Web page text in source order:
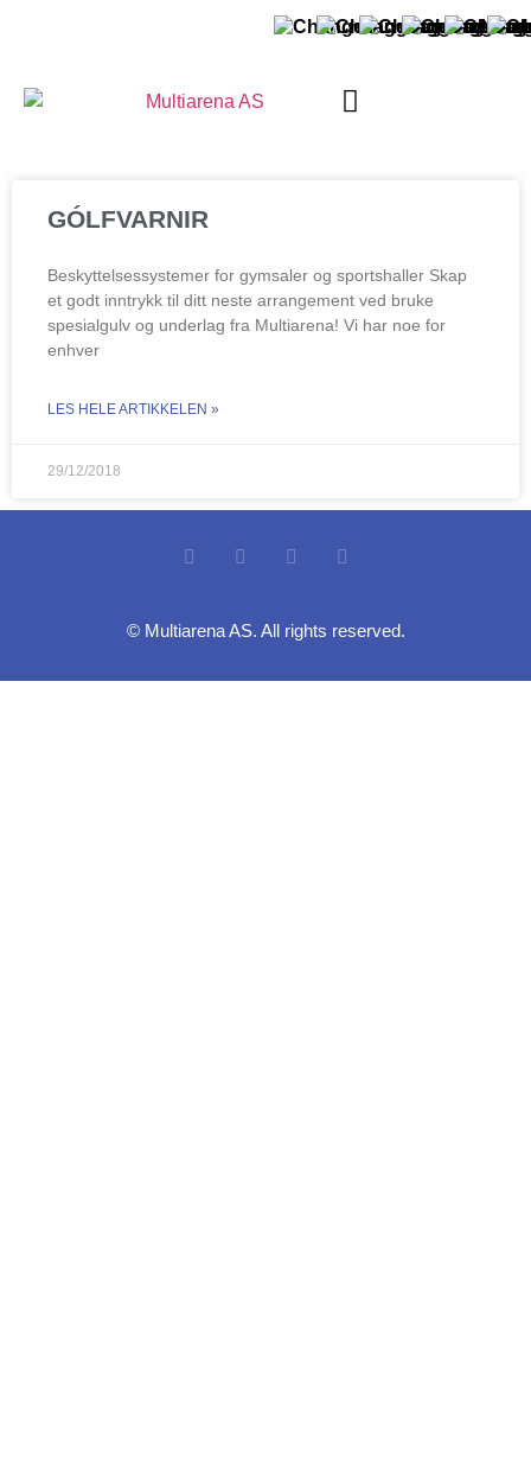
GÓLFVARNIR
Beskyttelsessystemer for gymsaler og sportshaller Skap
et godt inntrykk til ditt neste arrangement ved bruke
spesialgulv og underlag fra Multiarena! Vi har noe for
enhver
LES HELE ARTIKKELEN »
29/12/2018
© Multiarena AS. All rights reserved.